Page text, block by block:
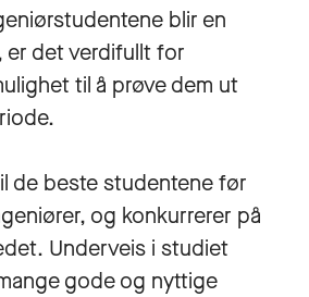
blir en
er det verdifullt for
til å prøve dem ut
de beste studentene før
og konkurrerer på
Underveis i studiet
gode og nyttige